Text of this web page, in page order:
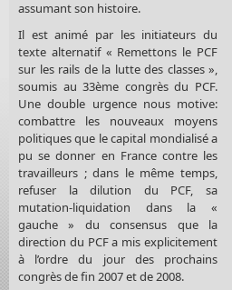
assumant son histoire.
Il est animé par les initiateurs du
texte alternatif « Remettons le PCF
sur les rails de la lutte des classes »,
soumis au 33ème congrès du PCF.
Une double urgence nous motive:
combattre les nouveaux moyens
politiques que le capital mondialisé a
pu se donner en France contre les
travailleurs ; dans le même temps,
refuser la dilution du PCF, sa
mutation-liquidation dans la «
gauche » du consensus que la
direction du PCF a mis explicitement
à l’ordre du jour des prochains
congrès de fin 2007 et de 2008.